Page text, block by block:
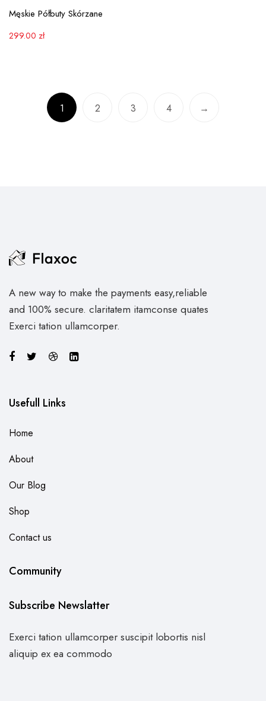
Męskie Półbuty Skórzane
299.00 zł
1 2 3 4 →
A new way to make the payments easy,reliable
and 100% secure. claritatem itamconse quates
Exerci tation ullamcorper.
Usefull Links
Home
About
Our Blog
Shop
Contact us
Community
Subscribe Newslatter
Exerci tation ullamcorper suscipit lobortis nisl
aliquip ex ea commodo